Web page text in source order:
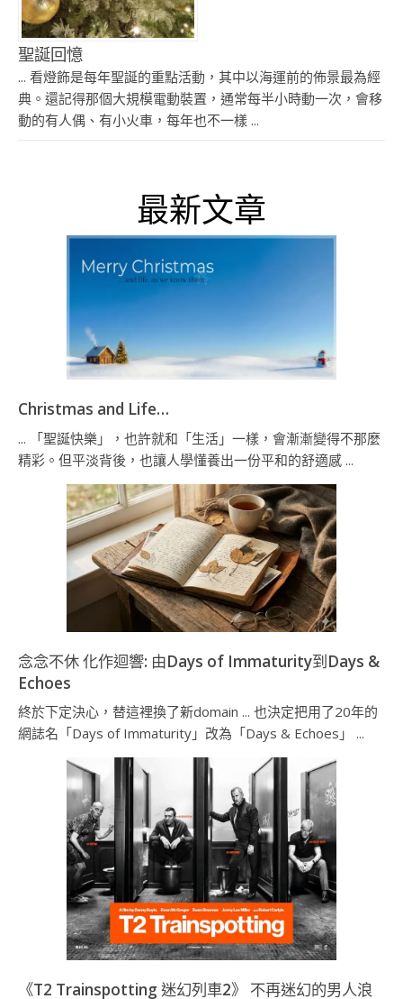
聖誕回憶
... 看燈飾是每年聖誕的重點活動，其中以海運前的佈景最為經
典。還記得那個大規模電動裝置，通常每半小時動一次，會移
動的有人偶、有小火車，每年也不一樣 ...
最新文章
Christmas and Life…
... 「聖誕快樂」，也許就和「生活」一樣，會漸漸變得不那麼
精彩。但平淡背後，也讓人學懂養出一份平和的舒適感 ...
念念不休 化作迴響: 由Days of Immaturity到Days &
Echoes
終於下定決心，替這裡換了新domain ... 也決定把用了20年的
網誌名「Days of Immaturity」改為「Days & Echoes」 ...
《T2 Trainspotting 迷幻列車2》 不再迷幻的男人浪